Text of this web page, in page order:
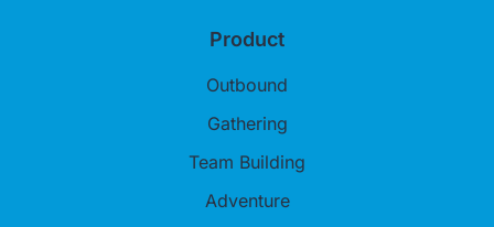
Product
Outbound
Gathering
Team Building
Adventure